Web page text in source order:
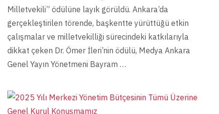
Milletvekili” ödülüne layık görüldü. Ankara’da
gerçekleştirilen törende, başkentte yürüttüğü etkin
çalışmalar ve milletvekilliği sürecindeki katkılarıyla
dikkat çeken Dr. Ömer İleri’nin ödülü, Medya Ankara
Genel Yayın Yönetmeni Bayram …